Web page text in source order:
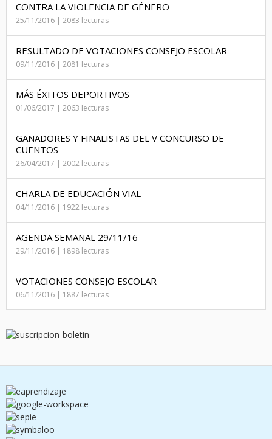
CONTRA LA VIOLENCIA DE GÉNERO
25/11/2016 | 2083 lecturas
RESULTADO DE VOTACIONES CONSEJO ESCOLAR
09/11/2016 | 2081 lecturas
MÁS ÉXITOS DEPORTIVOS
01/06/2017 | 2063 lecturas
GANADORES Y FINALISTAS DEL V CONCURSO DE
CUENTOS
26/04/2017 | 2002 lecturas
CHARLA DE EDUCACIÓN VIAL
04/11/2016 | 1922 lecturas
AGENDA SEMANAL 29/11/16
29/11/2016 | 1898 lecturas
VOTACIONES CONSEJO ESCOLAR
06/11/2016 | 1887 lecturas